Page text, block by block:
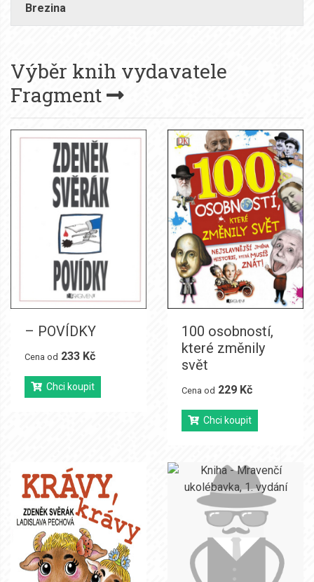
Brezina
Výběr knih vydavatele
Fragment
– POVÍDKY
Cena od 233 Kč
Chci koupit
100 osobností,
které změnily
svět
Cena od 229 Kč
Chci koupit